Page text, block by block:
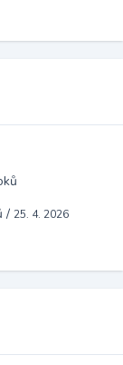
/ 25. 4. 2026